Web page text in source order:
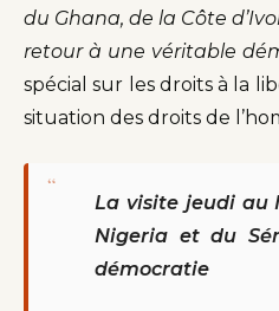
du Ghana, de la Côte
retour à une véritable
spécial sur les droits à la
situation des droits de
“
La visite jeudi au
Nigeria et du
démocratie